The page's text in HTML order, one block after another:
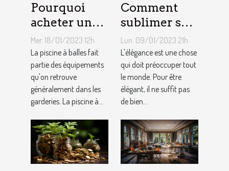
Pourquoi
acheter une
piscine à
balles à son
bébé ?
Mer. 18/01/2023 12h
La piscine à balles fait
partie des équipements
qu'on retrouve
généralement dans les
garderies. La piscine à...
Comment
sublimer ses
ongles ?
Lun. 09/01/2023 21h
L'élégance est une chose
qui doit préoccuper tout
le monde. Pour être
élégant, il ne suffit pas
de bien...